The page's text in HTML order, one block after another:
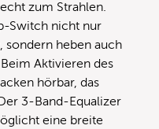
zum Strahlen.
Switch nicht nur
heben auch
Aktivieren des
hörbar, das
3-Band-Equalizer
eine breite